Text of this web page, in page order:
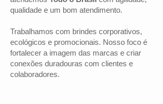
qualidade e um bom atendimento.
Trabalhamos com brindes corporativos,
ecológicos e promocionais. Nosso foco é
fortalecer a imagem das marcas e criar
conexões duradouras com clientes e
colaboradores.